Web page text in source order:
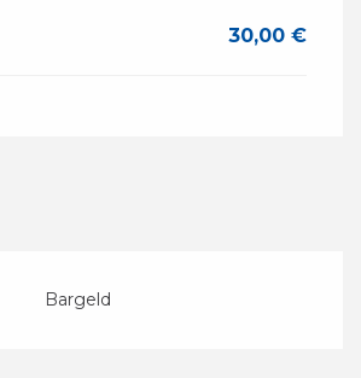
30,00 €
Bargeld